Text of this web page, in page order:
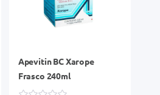
Apevitin BC Xarope
Frasco 240ml